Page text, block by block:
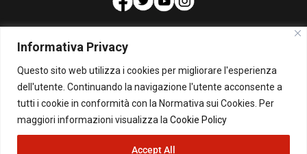
Informativa Privacy
Questo sito web utilizza i cookies per migliorare l'esperienza
dell'utente. Continuando la navigazione l'utente acconsente a
tutti i cookie in conformità con la Normativa sui Cookies. Per
maggiori informazioni visualizza la Cookie Policy
Accept All
PUBBLICITA'
Per la tua pubblicità su questo Blog:
pubblicita@beppegrillo.it
HOMEPAGE COOKIE POLICY PRIVACY POLICY CONTATTI
© Copyright 2026 - Il Blog di Beppe Grillo. All Rights Reserved - Powered by